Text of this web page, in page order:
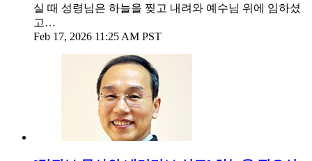
실 때 성령님은 하늘을 찢고 내려와 예수님 위에 임하셨
고…
Feb 17, 2026 11:25 AM PST